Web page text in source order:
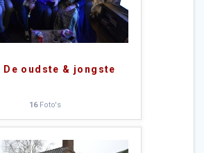
De oudste & jongste
16Foto's